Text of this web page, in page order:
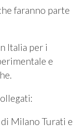
faranno parte
Italia per i
e
Milano Turati e